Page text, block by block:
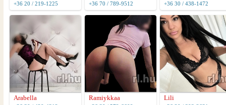
+36 20 / 219-1225 +36 70 / 789-9512 +36 30 / 438-1472
Arabella Ramiykkaa Lili